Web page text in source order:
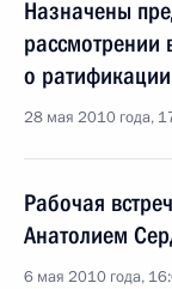
Назначены
рассмотрении
о
28 мая 2010 года,
Рабочая
Анатолием
6 мая 2010 года,